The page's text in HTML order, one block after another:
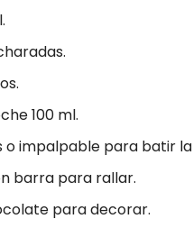
100 ml.
o impalpable para batir
barra para rallar.
para decorar.